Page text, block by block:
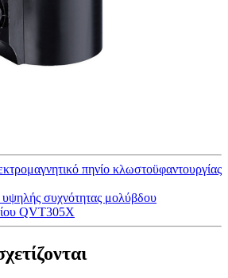
πηνίο κλωστοϋφαντουργίας
συχνότητας μολύβδου
QVT305X